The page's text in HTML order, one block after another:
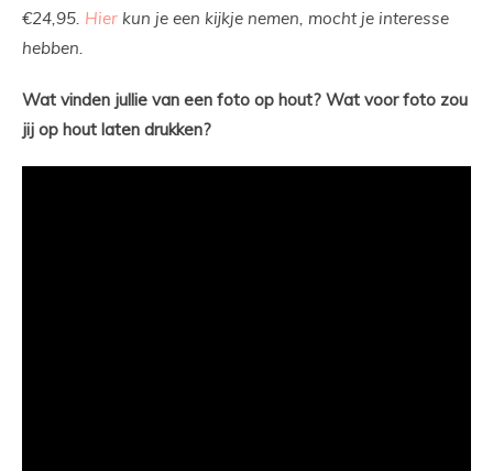
€24,95. Hier kun je een kijkje nemen, mocht je interesse
hebben.
Wat vinden jullie van een foto op hout? Wat voor foto zou
jij op hout laten drukken?